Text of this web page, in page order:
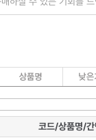
코드/상품명/간